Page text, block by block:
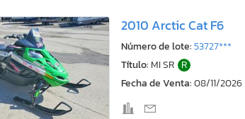
2010 Arctic Cat F6
Número de lote:53727***
Título: MI SR R
Fecha de Venta:08/11/2026